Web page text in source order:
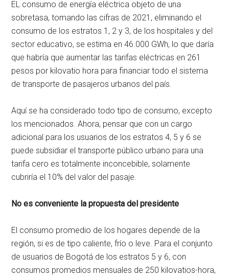
EL consumo de energía eléctrica objeto de una
sobretasa, tomando las cifras de 2021, eliminando el
consumo de los estratos 1, 2 y 3, de los hospitales y del
sector educativo, se estima en 46.000 GWh, lo que daría
que habría que aumentar las tarifas eléctricas en 261
pesos por kilovatio hora para financiar todo el sistema
de transporte de pasajeros urbanos del país.
Aquí se ha considerado todo tipo de consumo, excepto
los mencionados. Ahora, pensar que con un cargo
adicional para los usuarios de los estratos 4, 5 y 6 se
puede subsidiar el transporte público urbano para una
tarifa cero es totalmente inconcebible, solamente
cubriría el 10% del valor del pasaje.
No es conveniente la propuesta del presidente
El consumo promedio de los hogares depende de la
región, si es de tipo caliente, frío o leve. Para el conjunto
de usuarios de Bogotá de los estratos 5 y 6, con
consumos promedios mensuales de 250 kilovatios-hora,